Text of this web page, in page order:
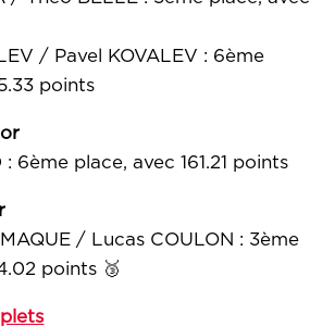
/ Pavel KOVALEV : 6ème
points
: 6ème place, avec 161.21 points
/ Lucas COULON : 3ème
points 🥉